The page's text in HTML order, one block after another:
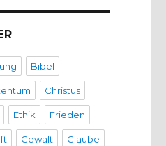
Bibel
Christus
Ethik Frieden
Gewalt Glaube